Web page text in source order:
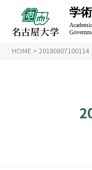
学
HOME >20180807100114